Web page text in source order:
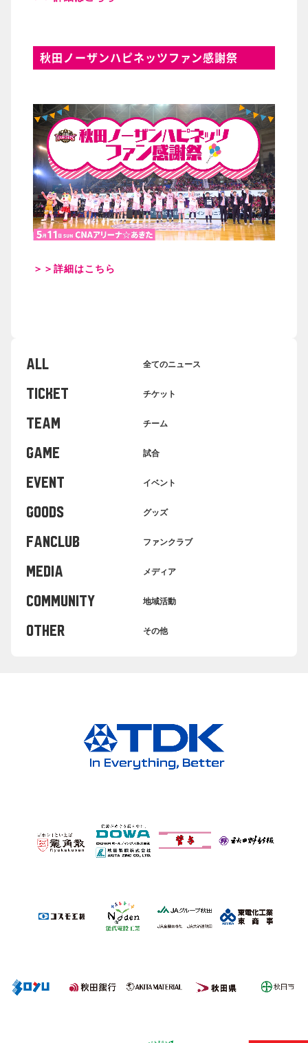
秋田ノーザンハピネッツファン感謝祭
＞＞詳細はこちら
ALL 全てのニュース
TICKET チケット
TEAM チーム
GAME 試合
EVENT イベント
GOODS グッズ
FANCLUB ファンクラブ
MEDIA メディア
COMMUNITY 地域活動
OTHER その他